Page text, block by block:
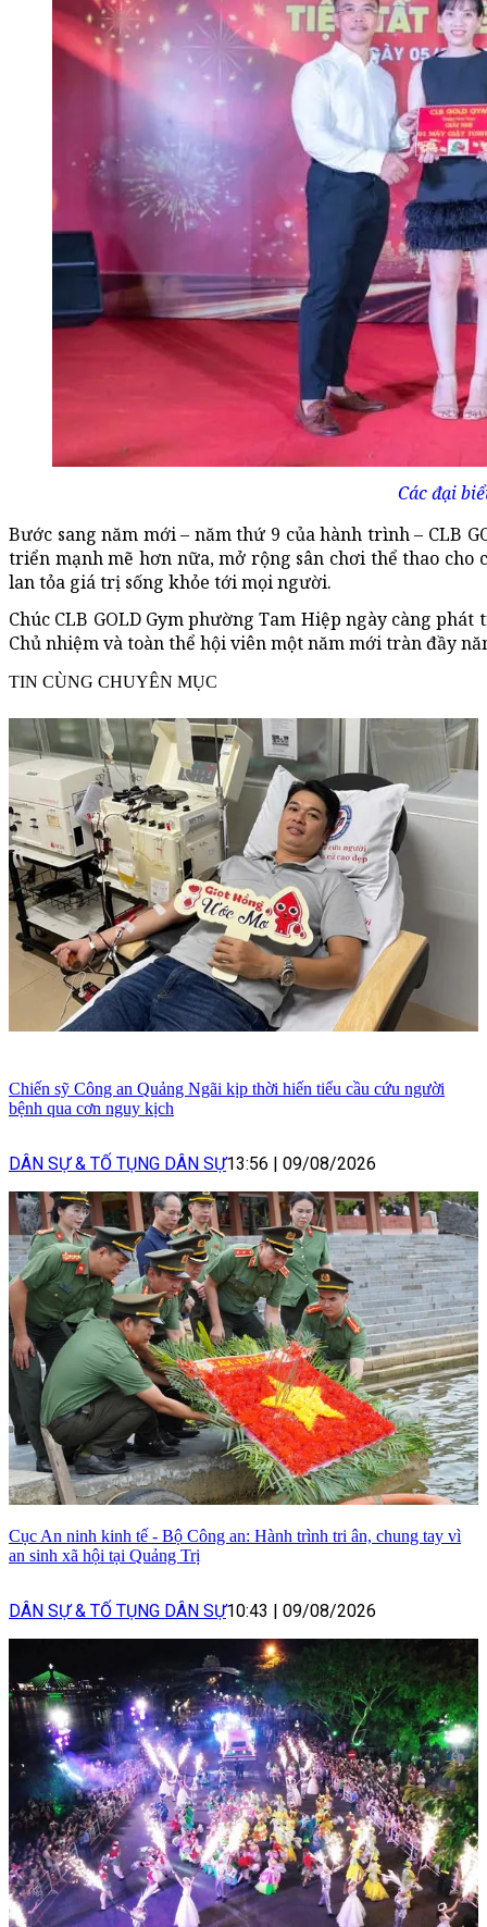
Các đại
Bước sang năm mới – năm thứ 9 của hành trình – CLB
triển mạnh mẽ hơn nữa, mở rộng sân chơi thể thao
lan tỏa giá trị sống khỏe tới mọi người.
Chúc CLB GOLD Gym phường Tam Hiệp ngày càng
Chủ nhiệm và toàn thể hội viên một năm mới tràn đầy
TIN CÙNG CHUYÊN MỤC
Chiến sỹ Công an Quảng Ngãi kịp thời hiến tiểu cầu cứu người
bệnh qua cơn nguy kịch
DÂN SỰ & TỐ TỤNG DÂN SỰ13:56 09/08/2026
Cục An ninh kinh tế - Bộ Công an: Hành trình tri ân, chung tay vì
an sinh xã hội tại Quảng Trị
DÂN SỰ & TỐ TỤNG DÂN SỰ10:43 09/08/2026